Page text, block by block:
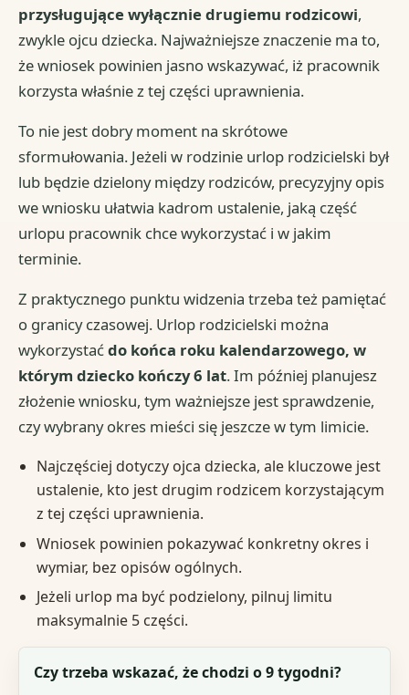
przysługujące wyłącznie drugiemu rodzicowi,
zwykle ojcu dziecka. Najważniejsze znaczenie ma to,
że wniosek powinien jasno wskazywać, iż pracownik
korzysta właśnie z tej części uprawnienia.
To nie jest dobry moment na skrótowe
sformułowania. Jeżeli w rodzinie urlop rodzicielski był
lub będzie dzielony między rodziców, precyzyjny opis
we wniosku ułatwia kadrom ustalenie, jaką część
urlopu pracownik chce wykorzystać i w jakim
terminie.
Z praktycznego punktu widzenia trzeba też pamiętać
o granicy czasowej. Urlop rodzicielski można
wykorzystaćdo końca roku kalendarzowego, w
którym dziecko kończy 6 lat. Im później planujesz
złożenie wniosku, tym ważniejsze jest sprawdzenie,
czy wybrany okres mieści się jeszcze w tym limicie.
Najczęściej dotyczy ojca dziecka, ale kluczowe jest
ustalenie, kto jest drugim rodzicem korzystającym
z tej części uprawnienia.
Wniosek powinien pokazywać konkretny okres i
wymiar, bez opisów ogólnych.
Jeżeli urlop ma być podzielony, pilnuj limitu
maksymalnie 5 części.
Pytanie praktyczne
Czy trzeba wskazać, że chodzi o 9 tygodni?